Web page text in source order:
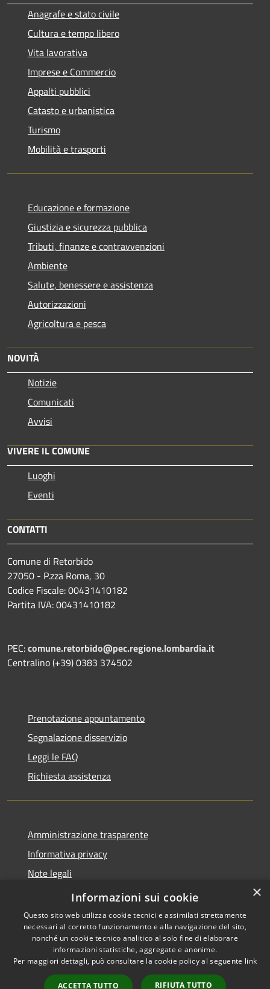
Anagrafe e stato civile
Cultura e tempo libero
Vita lavorativa
Imprese e Commercio
Appalti pubblici
Catasto e urbanistica
Turismo
Mobilità e trasporti
Educazione e formazione
Giustizia e sicurezza pubblica
Tributi, finanze e contravvenzioni
Ambiente
Salute, benessere e assistenza
Autorizzazioni
Agricoltura e pesca
NOVITÀ
Notizie
Comunicati
Avvisi
VIVERE IL COMUNE
Luoghi
Eventi
CONTATTI
Comune di Retorbido
27050 - P.zza Roma, 30
Codice Fiscale: 00431410182
Partita IVA: 00431410182
PEC:comune.retorbido@pec.regione.lombardia.it
Centralino (+39) 0383 374502
Prenotazione appuntamento
Segnalazione disservizio
Leggi le FAQ
Richiesta assistenza
Amministrazione trasparente
Informativa privacy
Note legali
Dichiarazione di accessibilità
Accessibilità
Copyright © 2026 • Comune di
Retorbido • Powered by
Municipium• Accesso
×
Informazioni sui cookie
Questo sito web utilizza cookie tecnici e assimilati strettamente
necessari al corretto funzionamento e alla navigazione del sito,
nonché un cookie tecnico analitico al solo fine di elaborare
informazioni statistiche, aggregate e anonime.
Per maggiori dettagli, può consultare la cookie policy al seguente link
ACCETTA TUTTO RIFIUTA TUTTO